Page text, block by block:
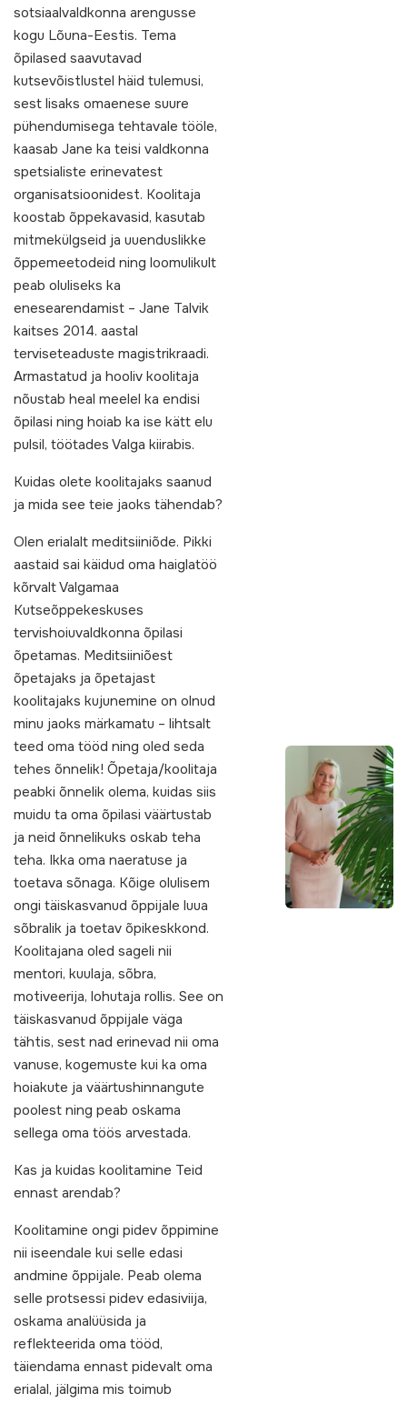
sotsiaalvaldkonna arengusse
kogu Lõuna-Eestis. Tema
õpilased saavutavad
kutsevõistlustel häid tulemusi,
sest lisaks omaenese suure
pühendumisega tehtavale tööle,
kaasab Jane ka teisi valdkonna
spetsialiste erinevatest
organisatsioonidest. Koolitaja
koostab õppekavasid, kasutab
mitmekülgseid ja uuenduslikke
õppemeetodeid ning loomulikult
peab oluliseks ka
enesearendamist – Jane Talvik
kaitses 2014. aastal
terviseteaduste magistrikraadi.
Armastatud ja hooliv koolitaja
nõustab heal meelel ka endisi
õpilasi ning hoiab ka ise kätt elu
pulsil, töötades Valga kiirabis.
Kuidas olete koolitajaks saanud
ja mida see teie jaoks tähendab?
Olen erialalt meditsiiniõde. Pikki
aastaid sai käidud oma haiglatöö
kõrvalt Valgamaa
Kutseõppekeskuses
tervishoiuvaldkonna õpilasi
õpetamas. Meditsiiniõest
õpetajaks ja õpetajast
koolitajaks kujunemine on olnud
minu jaoks märkamatu – lihtsalt
teed oma tööd ning oled seda
tehes õnnelik! Õpetaja/koolitaja
peabki õnnelik olema, kuidas siis
muidu ta oma õpilasi väärtustab
ja neid õnnelikuks oskab teha
teha. Ikka oma naeratuse ja
toetava sõnaga. Kõige olulisem
ongi täiskasvanud õppijale luua
sõbralik ja toetav õpikeskkond.
Koolitajana oled sageli nii
mentori, kuulaja, sõbra,
motiveerija, lohutaja rollis. See on
täiskasvanud õppijale väga
tähtis, sest nad erinevad nii oma
vanuse, kogemuste kui ka oma
hoiakute ja väärtushinnangute
poolest ning peab oskama
sellega oma töös arvestada.
Kas ja kuidas koolitamine Teid
ennast arendab?
Koolitamine ongi pidev õppimine
nii iseendale kui selle edasi
andmine õppijale. Peab olema
selle protsessi pidev edasiviija,
oskama analüüsida ja
reflekteerida oma tööd,
täiendama ennast pidevalt oma
erialal, jälgima mis toimub